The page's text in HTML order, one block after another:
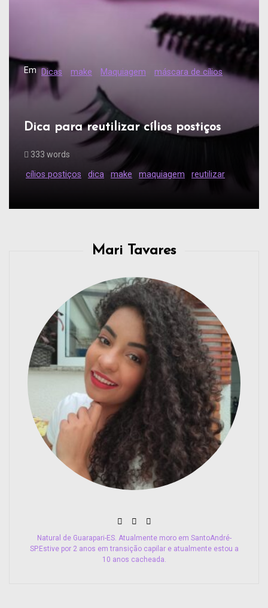
Em Dicas make Maquiagem máscara de cílios
Dica para reutilizar cílios postiços
333 words
cílios postiços dica make maquiagem reutilizar
Mari Tavares
Natural de Guarapari-ES. Atualmente moro em SantoAndré-
SP.Estive por 2 anos em transição capilar e atualmente estou a
10 anos cacheada.